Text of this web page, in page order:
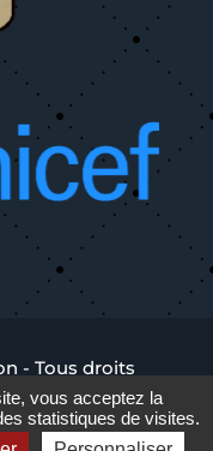
- Tous droits
vous acceptez la
statistiques de visites.